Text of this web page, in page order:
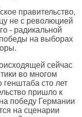
правительство,
не с революцией
- радикальной
на выборах
сейчас
во многом
сто лет
пришло к
победу Германии
на сценарии